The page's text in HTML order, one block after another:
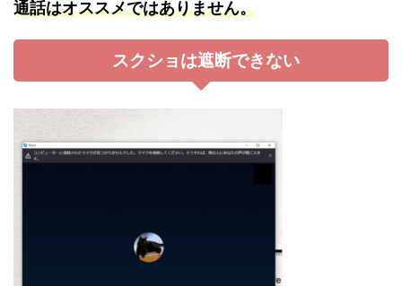
通話はオススメではありません。
スクショは遮断できない